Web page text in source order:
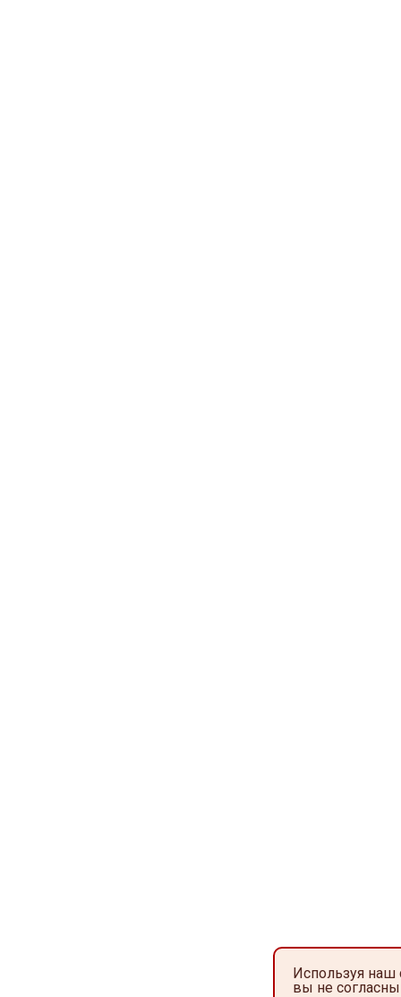
Используя наш
вы не